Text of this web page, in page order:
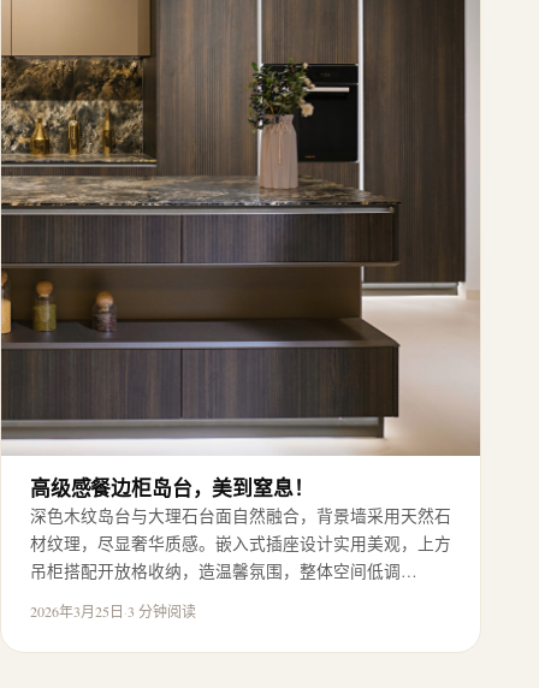
高级感餐边柜岛台，美到窒息！
深色木纹岛台与大理石台面自然融合，背景墙采用天然石
材纹理，尽显奢华质感。嵌入式插座设计实用美观，上方
吊柜搭配开放格收纳，造温馨氛围，整体空间低调…
2026年3月25日·3 分钟阅读